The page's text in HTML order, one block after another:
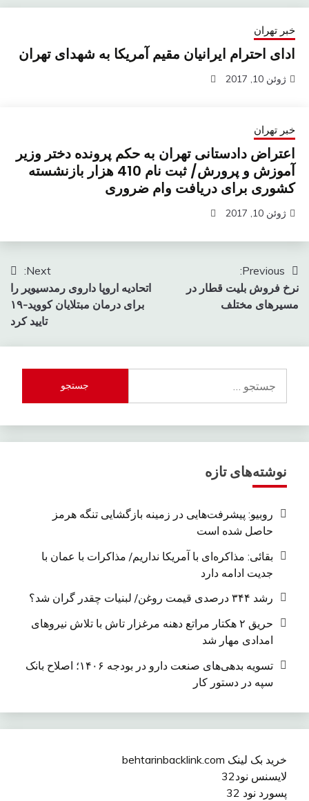
خبر تهران
ادای احترام ایرانیان مقیم آمریکا به شهدای تهران
ژوئن 10, 2017
خبر تهران
اعتراض دادستانی تهران به حکم پرونده دختر وزیر
آموزش و پرورش/ ثبت نام 410 هزار بازنشسته
کشوری برای دریافت وام ضروری
ژوئن 10, 2017
راهبری
نوشته
Previous:
نرخ فروش بلیت قطار در
مسیرهای مختلف
Next:
اتحادیه اروپا داروی رمدسیویر را
برای درمان مبتلایان کووید-۱۹
تایید کرد
برای:
نوشته‌های تازه
روبیو: پیشرفت‌هایی در زمینه بازگشایی تنگه هرمز
حاصل شده است
بقائی: مذاکره‌ای با آمریکا نداریم/ مذاکرات با عمان با
جدیت ادامه دارد
رشد ۳۴۴ درصدی قیمت روغن/ لبنیات چقدر گران شد؟
حریق ۲ هکتار مراتع دهنه مرغزار تاش با تلاش نیروهای
امدادی مهار شد
تسویه بدهی‌های صنعت دارو در بودجه ۱۴۰۶؛ اصلاح بانک
سپه در دستور کار
خرید بک لینک behtarinbacklink.com
لایسنس نود32
پسورد نود 32